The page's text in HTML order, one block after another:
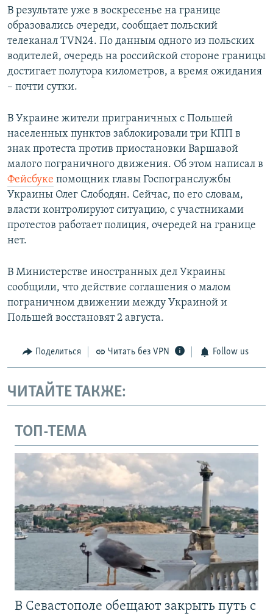
В результате уже в воскресенье на границе
образовались очереди, сообщает польский
телеканал TVN24. По данным одного из польских
водителей, очередь на российской стороне границы
достигает полутора километров, а время ожидания
– почти сутки.
В Украине жители приграничных с Польшей
населенных пунктов заблокировали три КПП в
знак протеста против приостановки Варшавой
малого пограничного движения. Об этом написал в
Фейсбуке помощник главы Госпогранслужбы
Украины Олег Слободян. Сейчас, по его словам,
власти контролируют ситуацию, с участниками
протестов работает полиция, очередей на границе
нет.
В Министерстве иностранных дел Украины
сообщили, что действие соглашения о малом
пограничном движении между Украиной и
Польшей восстановят 2 августа.
Поделиться Читать без VPN Follow us
ЧИТАЙТЕ ТАКЖЕ:
ТОП-ТЕМА
В Севастополе обещают закрыть путь с